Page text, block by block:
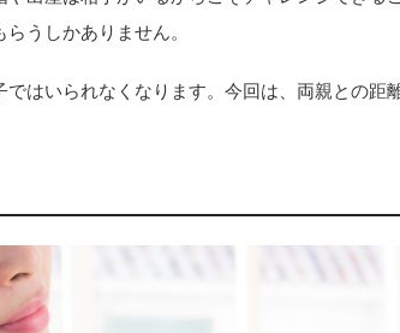
うしかありません。
はいられなくなります。今回は、両親との距